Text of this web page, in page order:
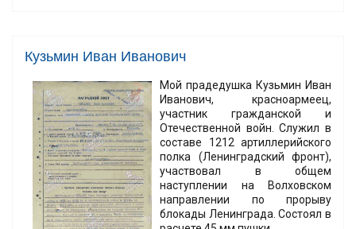
Кузьмин Иван Иванович
Мой прадедушка Кузьмин Иван
Иванович, красноармеец,
участник гражданской и
Отечественной войн. Служил в
составе 1212 артиллерийского
полка (Ленинградский фронт),
участвовал в общем
наступлении на Волховском
направлении по прорыву
блокады Ленинграда. Состоял в